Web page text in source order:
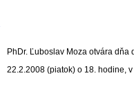
PhDr. Ľuboslav Moza otvára
22.2.2008 (piatok) o 18. hodine,